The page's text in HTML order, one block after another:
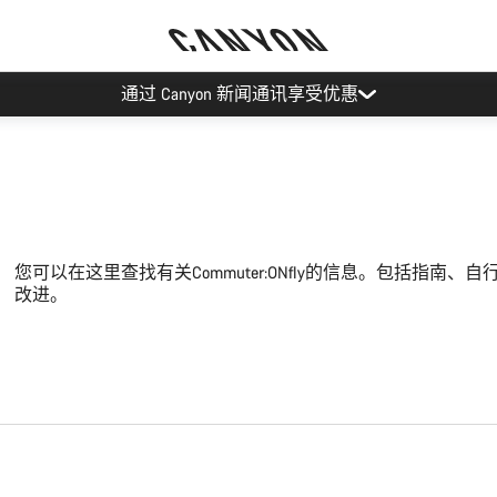
通过 Canyon 新闻通讯享受优惠
您可以在这里查找有关Commuter:ONfly的信息。包括指南、
改进。